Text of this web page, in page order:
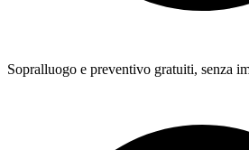
Sopralluogo e preventivo gratuiti, senza